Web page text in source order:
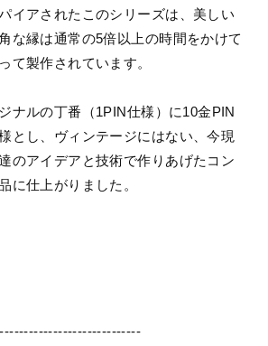
イアされたこのシリーズは、美しい
な縁は通常の5倍以上の時間をかけて
て製作されています。
ナルの丁番（1PIN仕様）に10金PIN
とし、ヴィンテージにはない、今現
のアイデアと技術で作りあげたコン
に仕上がりました。